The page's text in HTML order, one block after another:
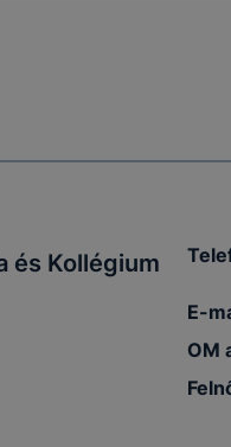
és Kollégium
E-
OM
gyűjtsünk
melyik oldalt
kattintott, hány
megtekintési ideje,
valamint